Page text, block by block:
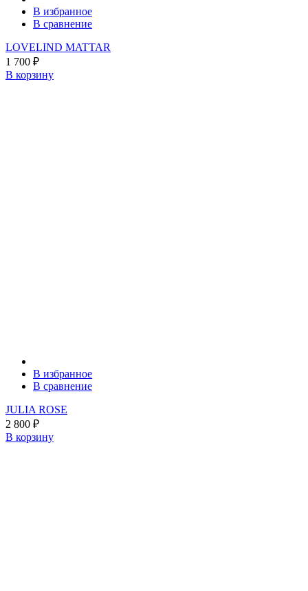
В избранное
В сравнение
LOVELIND MATTAR
1 700 ₽
В корзину
В избранное
В сравнение
JULIA ROSE
2 800 ₽
В корзину